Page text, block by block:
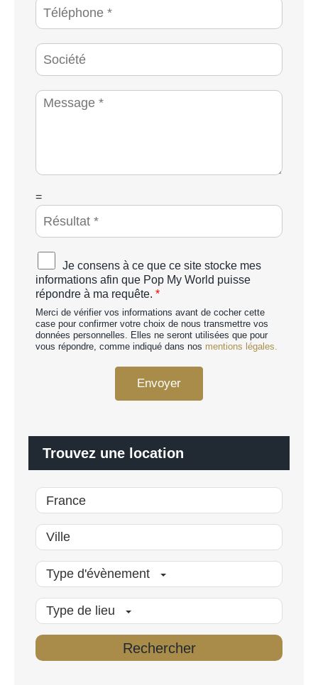
l
T
é
h
o
S
c
iM
g
*
C
A
T
C
H
A
p
e
r
s
o
s
=
A
c
c
o
r
d
R
Je consens à ce que ce site stocke mes
informations afin que Pop My World puisse
répondre à ma requête. *
Merci de vérifier vos informations avant de cocher cette
case pour confirmer votre choix de nous transmettre vos
données personnelles. Elles ne seront utilisées que pour
vous répondre, comme indiqué dans nos mentions légales.
Envoyer
Trouvez une location
Type d'évènement
Type de lieu